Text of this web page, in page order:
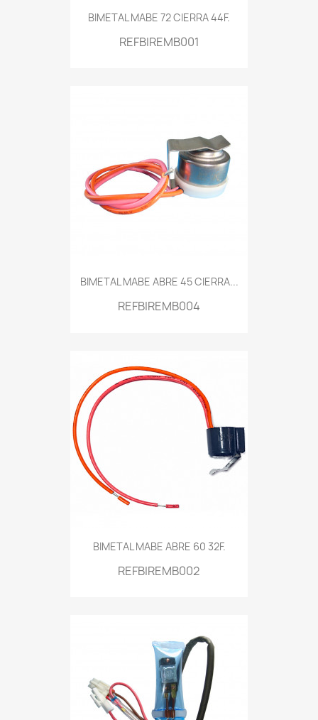
BIMETAL MABE 72 CIERRA 44F.
REFBIREMB001
BIMETAL MABE ABRE 45 CIERRA...
REFBIREMB004
BIMETAL MABE ABRE 60 32F.
REFBIREMB002